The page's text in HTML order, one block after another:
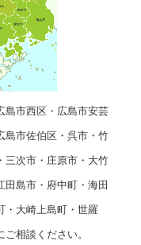
島市西区・広島市安芸
島市佐伯区・呉市・竹
三次市・庄原市・大竹
田島市・府中町・海田
・大崎上島町・世羅
相談ください。